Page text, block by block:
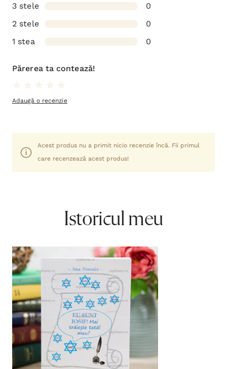
3 stele
0
2 stele
0
1 stea
0
Părerea ta contează!
Adaugă o recenzie
Acest produs nu a primit nicio recenzie încă. Fii primul
care recenzează acest produs!
Istoricul meu